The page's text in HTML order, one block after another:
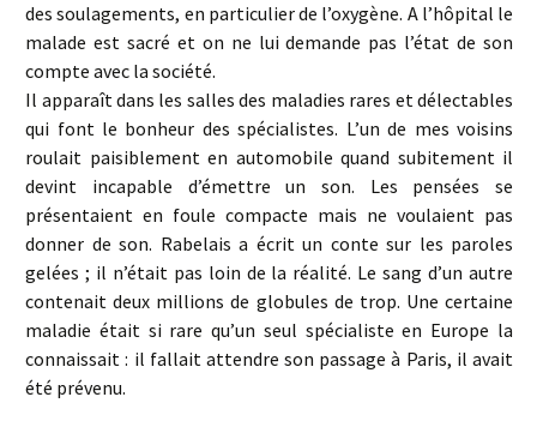
des soulagements, en particulier de l’oxygène. A l’hôpital le
malade est sacré et on ne lui demande pas l’état de son
compte avec la société.
Il apparaît dans les salles des maladies rares et délectables
qui font le bonheur des spécialistes. L’un de mes voisins
roulait paisiblement en automobile quand subitement il
devint incapable d’émettre un son. Les pensées se
présentaient en foule compacte mais ne voulaient pas
donner de son. Rabelais a écrit un conte sur les paroles
gelées ; il n’était pas loin de la réalité. Le sang d’un autre
contenait deux millions de globules de trop. Une certaine
maladie était si rare qu’un seul spécialiste en Europe la
connaissait : il fallait attendre son passage à Paris, il avait
été prévenu.